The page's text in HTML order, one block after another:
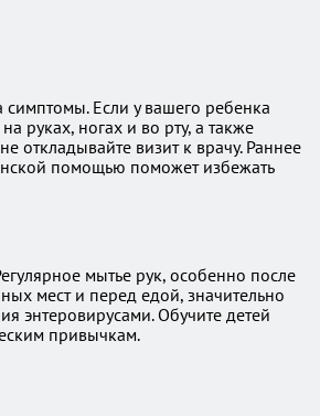
Если у вашего ребенка
руках, ногах и во рту, а также
откладывайте визит к врачу. Раннее
помощью поможет избежать
мытье рук, особенно после
мест и перед едой, значительно
энтеровирусами. Обучите детей
привычкам.